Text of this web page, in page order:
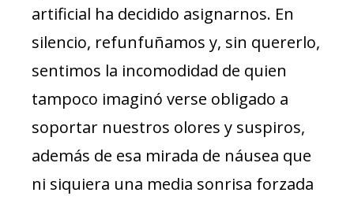
artificial ha decidido asignarnos. En
silencio, refunfuñamos y, sin quererlo,
sentimos la incomodidad de quien
tampoco imaginó verse obligado a
soportar nuestros olores y suspiros,
además de esa mirada de náusea que
ni siquiera una media sonrisa forzada